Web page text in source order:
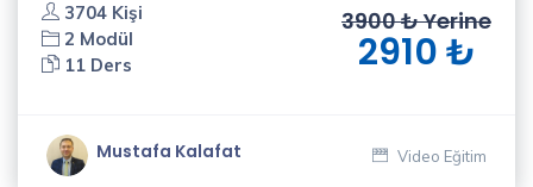
3704 Kişi
2 Modül
11 Ders
3900 ₺ Yerine
2910 ₺
Mustafa Kalafat Video Eğitim